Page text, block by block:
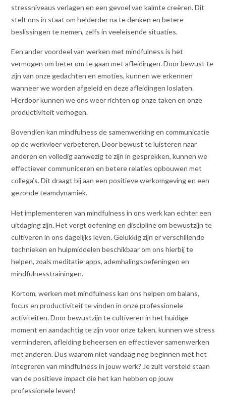
stressniveaus verlagen en een gevoel van kalmte creëren. Dit
stelt ons in staat om helderder na te denken en betere
beslissingen te nemen, zelfs in veeleisende situaties.
Een ander voordeel van werken met mindfulness is het
vermogen om beter om te gaan met afleidingen. Door bewust te
zijn van onze gedachten en emoties, kunnen we erkennen
wanneer we worden afgeleid en deze afleidingen loslaten.
Hierdoor kunnen we ons weer richten op onze taken en onze
productiviteit verhogen.
Bovendien kan mindfulness de samenwerking en communicatie
op de werkvloer verbeteren. Door bewust te luisteren naar
anderen en volledig aanwezig te zijn in gesprekken, kunnen we
effectiever communiceren en betere relaties opbouwen met
collega’s. Dit draagt bij aan een positieve werkomgeving en een
gezonde teamdynamiek.
Het implementeren van mindfulness in ons werk kan echter een
uitdaging zijn. Het vergt oefening en discipline om bewustzijn te
cultiveren in ons dagelijks leven. Gelukkig zijn er verschillende
technieken en hulpmiddelen beschikbaar om ons hierbij te
helpen, zoals meditatie-apps, ademhalingsoefeningen en
mindfulnesstrainingen.
Kortom, werken met mindfulness kan ons helpen om balans,
focus en productiviteit te vinden in onze professionele
activiteiten. Door bewustzijn te cultiveren in het huidige
moment en aandachtig te zijn voor onze taken, kunnen we stress
verminderen, afleiding beheersen en effectiever samenwerken
met anderen. Dus waarom niet vandaag nog beginnen met het
integreren van mindfulness in jouw werk? Je zult versteld staan
van de positieve impact die het kan hebben op jouw
professionele leven!